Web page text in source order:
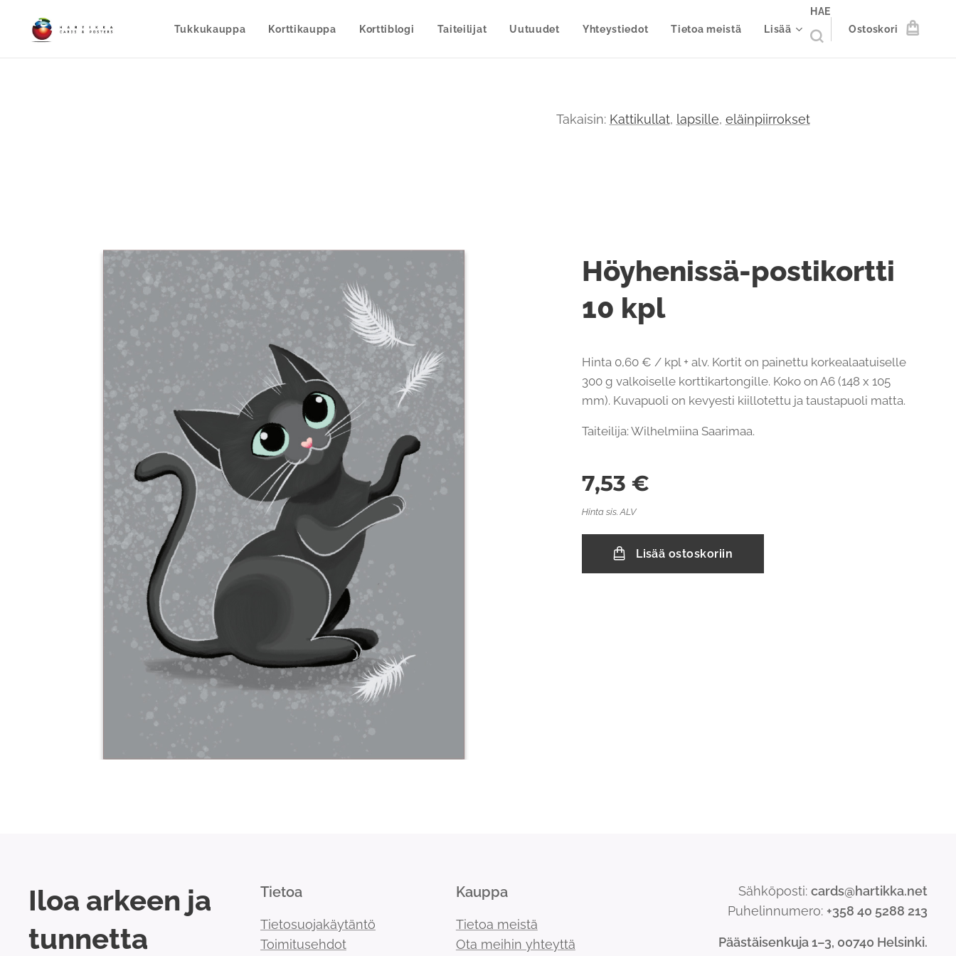
Tukkukauppa Korttikauppa Korttiblogi Taiteilijat Uutuudet Yhteystiedot Tietoa meistä Lisää
HAE
Ostoskori
Takaisin: Kattikullat, lapsille, eläinpiirrokset
Höyhenissä-postikortti
10 kpl
Hinta 0,60 € / kpl + alv. Kortit on painettu korkealaatuiselle
300 g valkoiselle korttikartongille. Koko on A6 (148 x 105
mm). Kuvapuoli on kevyesti kiillotettu ja taustapuoli matta.
Taiteilija: Wilhelmiina Saarimaa.
7,53 €
Hinta sis. ALV
Lisää ostoskoriin
Iloa arkeen ja
tunnetta
Tietoa
Tietosuojakäytäntö
Toimitusehdot
Kauppa
Tietoa meistä
Ota meihin yhteyttä
Sähköposti: cards@hartikka.net
Puhelinnumero: +358 40 5288 213
Päästäisenkuja 1–3, 00740 Helsinki.